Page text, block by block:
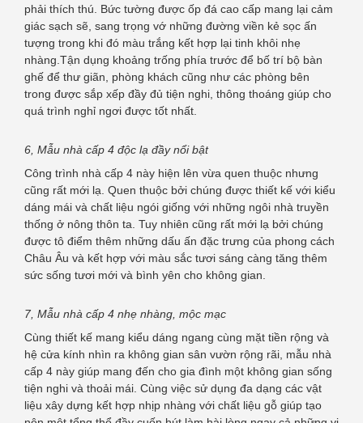
phải thích thú. Bức tường được ốp đá cao cấp mang lại cảm
giác sạch sẽ, sang trọng vớ những đường viền kẻ sọc ấn
tượng trong khi đó màu trắng kết hợp lại tinh khôi nhẹ
nhàng.Tận dụng khoảng trống phía trước để bố trí bộ bàn
ghế để thư giãn, phòng khách cũng như các phòng bên
trong được sắp xếp đầy đủ tiện nghi, thông thoáng giúp cho
quá trình nghỉ ngơi được tốt nhất.
6, Mẫu nhà cấp 4 độc lạ đầy nổi bật
Công trình nhà cấp 4 này hiện lên vừa quen thuộc nhưng
cũng rất mới lạ. Quen thuộc bởi chúng được thiết kế với kiểu
dáng mái và chất liệu ngói giống với những ngôi nhà truyền
thống ở nông thôn ta. Tuy nhiên cũng rất mới lạ bởi chúng
được tô điểm thêm những dấu ấn đặc trưng của phong cách
Châu Âu và kết hợp với màu sắc tươi sáng càng tăng thêm
sức sống tươi mới và bình yên cho không gian.
7, Mẫu nhà cấp 4 nhẹ nhàng, mộc mạc
Cùng thiết kế mang kiểu dáng ngang cùng mặt tiền rộng và
hệ cửa kính nhìn ra không gian sân vườn rộng rãi, mẫu nhà
cấp 4 này giúp mang đến cho gia đình một không gian sống
tiện nghi và thoải mái. Cùng việc sử dụng đa dạng các vật
liệu xây dựng kết hợp nhịp nhàng với chất liệu gỗ giúp tạo